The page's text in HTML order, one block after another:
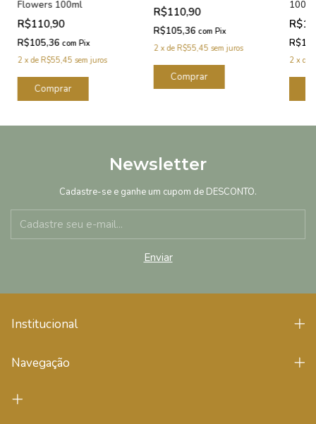
Flowers 100ml
R$110,90
R$105,36 com Pix
2 xde R$55,45 sem juros
R$110,90
R$105,36 com Pix
2 xde R$55,45 sem juros
100ml
2 x de
Newsletter
Cadastre-se e ganhe um cupom de DESCONTO.
Institucional
Navegação